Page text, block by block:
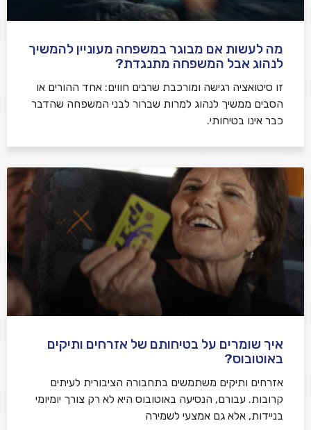
מה לעשות אם מבוגר במשפחה מעוניין להמשיך
לנהוג אבל המשפחה מתנגדת?
זו סיטואציה רגישה ומורכבת שרבים חווים: אחד ההורים או
הסבים ממשיך לנהוג למרות שברור לבני המשפחה שהדבר
כבר אינו בטיחותי.
איך שומרים על בטיחותם של אזרחים ותיקים
באוטובוס?
אזרחים ותיקים משתמשים בתחבורה הציבורית לעיתים
קרובות. עבורם, הנסיעה באוטובוס היא לא רק צורך יומיומי
בניידות, אלא גם אמצעי לשמירה